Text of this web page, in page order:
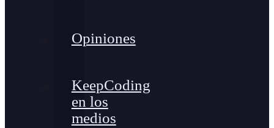
Opiniones
KeepCoding
en los
medios